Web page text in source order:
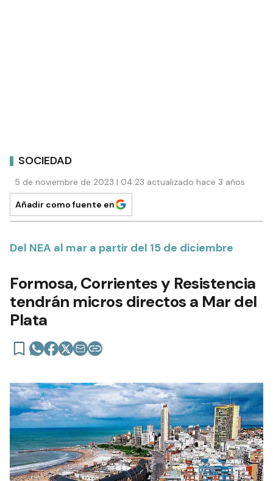
SOCIEDAD
5 de noviembre de 2023 | 04:23 actualizado hace 3 años
Añadir como fuente en
Del NEA al mar a partir del 15 de diciembre
Formosa, Corrientes y Resistencia
tendrán micros directos a Mar del
Plata